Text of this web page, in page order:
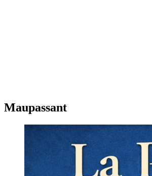
Maupassant